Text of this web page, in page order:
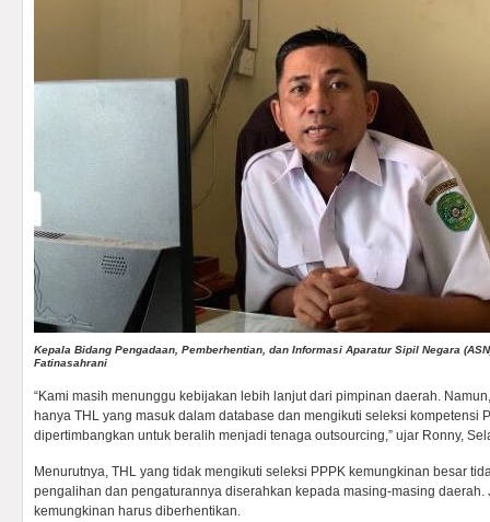
Kepala Bidang Pengadaan, Pemberhentian, dan Informasi Aparatur Sipil Negara
Fatinasahrani
“Kami masih menunggu kebijakan lebih lanjut dari pimpinan daerah.
hanya THL yang masuk dalam database dan mengikuti seleksi kompetensi
dipertimbangkan untuk beralih menjadi tenaga outsourcing,” ujar Ronny,
Menurutnya, THL yang tidak mengikuti seleksi PPPK kemungkinan besar
pengalihan dan pengaturannya diserahkan kepada masing-masing daerah.
kemungkinan harus diberhentikan.